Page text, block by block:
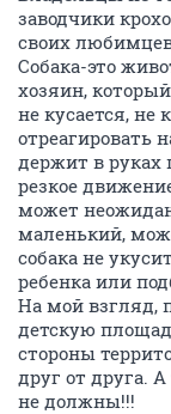
заводчики
своих
Собака-это
хозяин,
не кусается, не
отреагировать
держит в руках
резкое
может
маленький,
собака не
ребенка или
На мой взгляд,
детскую
стороны
друг от друга.
не должны!!!